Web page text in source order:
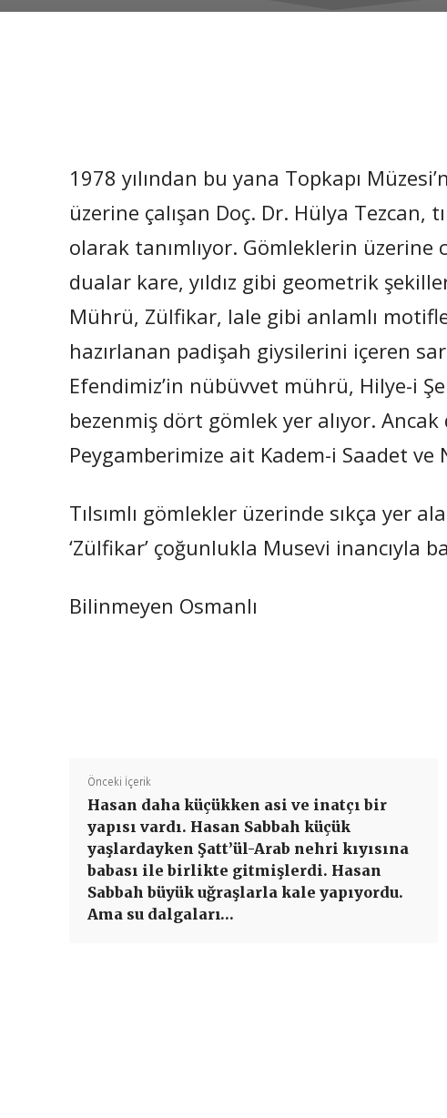
1978 yılından bu yana Topkapı
üzerine çalışan Doç. Dr. Hülya Tezcan,
olarak tanımlıyor. Gömleklerin üzerine
dualar kare, yıldız gibi geometrik
Mührü, Zülfikar, lale gibi anlamlı
hazırlanan padişah giysilerini içeren
Efendimiz’in nübüvvet mührü, Hilye-i
bezenmiş dört gömlek yer alıyor.
Peygamberimize ait Kadem-i Saadet ve
Tılsımlı gömlekler üzerinde sıkça yer
‘Zülfikar’ çoğunlukla Musevi inancıyla
Bilinmeyen Osmanlı
Önceki İçerik
Hasan daha küçükken asi ve inatçı bir
yapısı vardı. Hasan Sabbah küçük
yaşlardayken Şatt’ül-Arab nehri kıyısına
babası ile birlikte gitmişlerdi. Hasan
Sabbah büyük uğraşlarla kale yapıyordu.
Ama su dalgaları…